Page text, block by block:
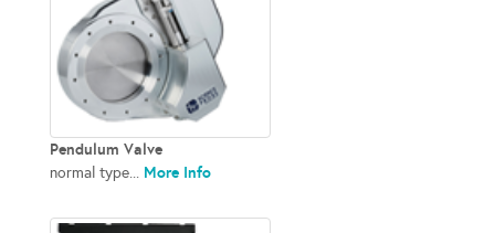
Pendulum Valve
normal type... More Info